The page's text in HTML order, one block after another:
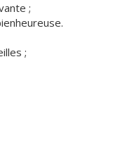
;
;